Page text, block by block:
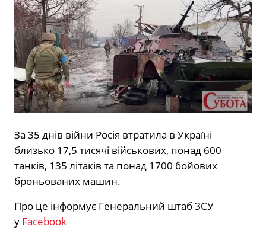
За 35 днів війни Росія втратила в Україні
близько 17,5 тисячі військових, понад 600
танків, 135 літаків та понад 1700 бойових
броньованих машин.
Про це інформує Генеральний штаб ЗСУ
у Facebook